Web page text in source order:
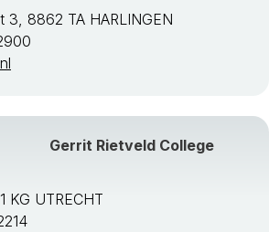
3, 8862 TA HARLINGEN
Gerrit Rietveld College
KG UTRECHT